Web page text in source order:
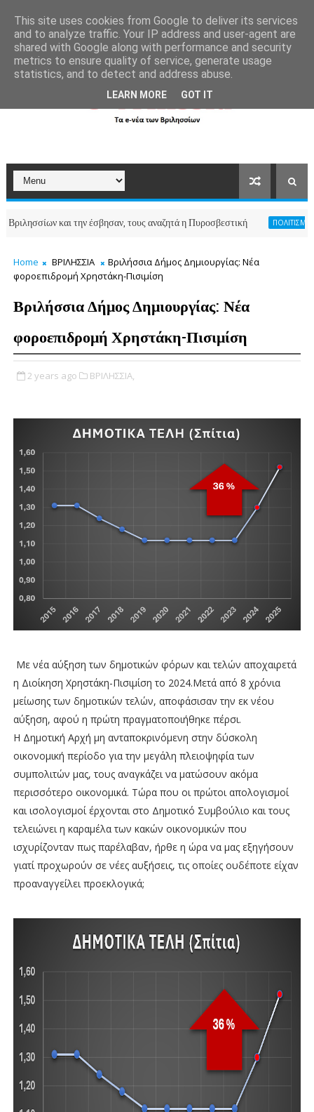
και την έσβησαν, τους αναζητά η Πυροσβεστική ΠΟΛΙΤΙΣΜΟΣ-
Home ΒΡΙΛΗΣΣΙΑ
Βριλήσσια Δήμος Δημιουργίας: Νέα
φοροεπιδρομή Χρηστάκη-Πισιμίση
Βριλήσσια Δήμος Δημιουργίας: Νέα
φοροεπιδρομή Χρηστάκη-Πισιμίση
2 years ago ΒΡΙΛΗΣΣΙΑ,
Με νέα αύξηση των δημοτικών φόρων και τελών αποχαιρετά
η Διοίκηση Χρηστάκη-Πισιμίση το 2024.Μετά από 8 χρόνια
μείωσης των δημοτικών τελών, αποφάσισαν την εκ νέου
αύξηση, αφού η πρώτη πραγματοποιήθηκε πέρσι.
Η Δημοτική Αρχή μη ανταποκρινόμενη στην δύσκολη
οικονομική περίοδο για την μεγάλη πλειοψηφία των
συμπολιτών μας, τους αναγκάζει να ματώσουν ακόμα
περισσότερο οικονομικά. Τώρα που οι πρώτοι απολογισμοί
και ισολογισμοί έρχονται στο Δημοτικό Συμβούλιο και τους
τελειώνει η καραμέλα των κακών οικονομικών που
ισχυρίζονταν πως παρέλαβαν, ήρθε η ώρα να μας εξηγήσουν
γιατί προχωρούν σε νέες αυξήσεις, τις οποίες ουδέποτε είχαν
προαναγγείλει προεκλογικά;
This site uses cookies from Google to deliver its services
and to analyze traffic. Your IP address and user-agent are
shared with Google along with performance and security
metrics to ensure quality of service, generate usage
statistics, and to detect and address abuse.
LEARN MORE GOT IT